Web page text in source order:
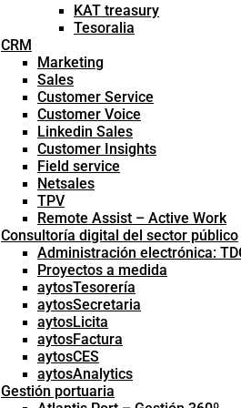
KAT treasury
Tesoralia
CRM
Marketing
Sales
Customer Service
Customer Voice
Linkedin Sales
Customer Insights
Field service
Netsales
TPV
Remote Assist – Active Work
Consultoría digital del sector público
Administración electrónica:
Proyectos a medida
aytosTesorería
aytosSecretaria
aytosLicita
aytosFactura
aytosCES
aytosAnalytics
Gestión portuaria